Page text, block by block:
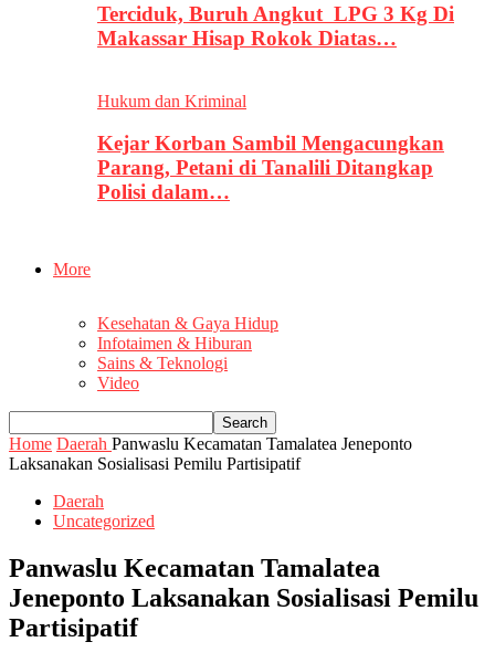
Terciduk, Buruh Angkut LPG 3 Kg Di
Makassar Hisap Rokok Diatas…
Hukum dan Kriminal
Kejar Korban Sambil Mengacungkan
Parang, Petani di Tanalili Ditangkap
Polisi dalam…
More
Kesehatan & Gaya Hidup
Infotaimen & Hiburan
Sains & Teknologi
Video
Home Daerah Panwaslu Kecamatan Tamalatea Jeneponto
Laksanakan Sosialisasi Pemilu Partisipatif
Daerah
Uncategorized
Panwaslu Kecamatan Tamalatea
Jeneponto Laksanakan Sosialisasi Pemilu
Partisipatif